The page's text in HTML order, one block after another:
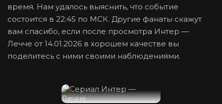
время. Нам удалось выяснить, что событие
состоится в 22:45 по МСК. Другие фанаты скажут
вам спасибо, если после просмотра Интер —
Лечче от 14.01.2026 в хорошем качестве вы
поделитесь с ними своими наблюдениями.